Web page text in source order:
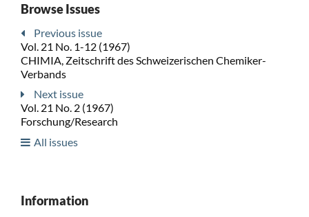
Browse Issues
Previous issue
Vol. 21 No. 1-12 (1967)
CHIMIA, Zeitschrift des Schweizerischen Chemiker-
Verbands
Next issue
Vol. 21 No. 2 (1967)
Forschung/Research
All issues
Information